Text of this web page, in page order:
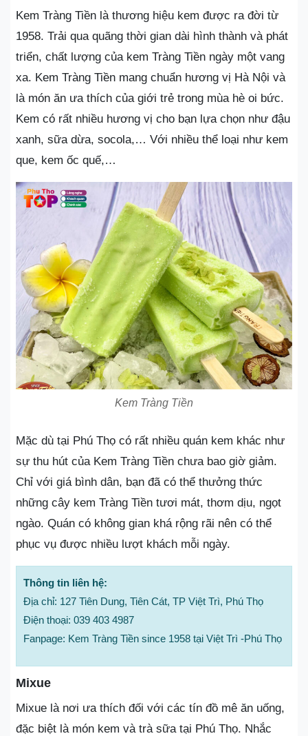
Kem Tràng Tiền là thương hiệu kem được ra đời từ
1958. Trải qua quãng thời gian dài hình thành và phát
triển, chất lượng của kem Tràng Tiền ngày một vang
xa. Kem Tràng Tiền mang chuẩn hương vị Hà Nội và
là món ăn ưa thích của giới trẻ trong mùa hè oi bức.
Kem có rất nhiều hương vị cho bạn lựa chọn như đậu
xanh, sữa dừa, socola,… Với nhiều thể loại như kem
que, kem ốc quế,…
Kem Tràng Tiền
Mặc dù tại Phú Thọ có rất nhiều quán kem khác như
sự thu hút của Kem Tràng Tiền chưa bao giờ giảm.
Chỉ với giá bình dân, bạn đã có thể thưởng thức
những cây kem Tràng Tiền tươi mát, thơm dịu, ngọt
ngào. Quán có không gian khá rộng rãi nên có thể
phục vụ được nhiều lượt khách mỗi ngày.
Thông tin liên hệ:
Địa chỉ: 127 Tiên Dung, Tiên Cát, TP Việt Trì, Phú Thọ
Điện thoại: 039 403 4987
Fanpage: Kem Tràng Tiền since 1958 tại Việt Trì -Phú Thọ
Mixue
Mixue là nơi ưa thích đối với các tín đồ mê ăn uống,
đặc biệt là món kem và trà sữa tại Phú Thọ. Nhắc